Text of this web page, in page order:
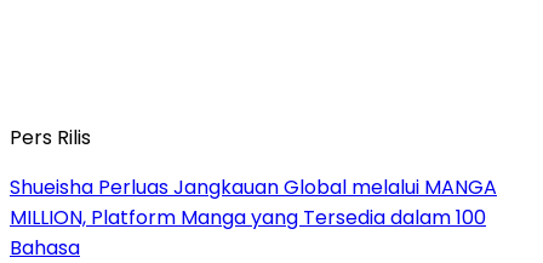
Pers Rilis
Shueisha Perluas Jangkauan Global melalui MANGA
MILLION, Platform Manga yang Tersedia dalam 100
Bahasa